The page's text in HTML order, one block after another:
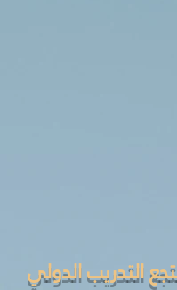
التدريب الدولي